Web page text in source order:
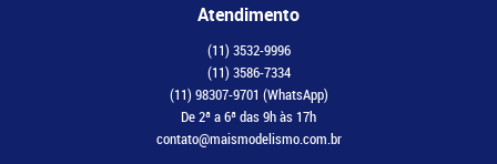
Atendimento
(11) 3532-9996
(11) 3586-7334
(11) 98307-9701 (WhatsApp)
De 2ª a 6ª das 9h às 17h
contato@maismodelismo.com.br